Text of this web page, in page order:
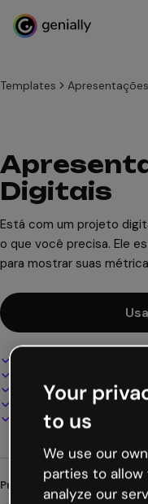
Templates Apresentações
Digitais
Está com um projeto
o que você precisa. Ele
para mostrar suas
Adicione áudio, vídeo e
Apresente, compartilhe
Baixe em PDF, MP4 e
Procurando algo diferente?
Your
to us
We use our
parties to
analyze our